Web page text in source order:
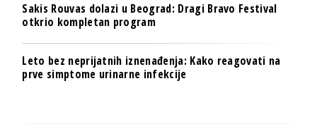
Sakis Rouvas dolazi u Beograd: Dragi Bravo Festival
otkrio kompletan program
Leto bez neprijatnih iznenađenja: Kako reagovati na
prve simptome urinarne infekcije